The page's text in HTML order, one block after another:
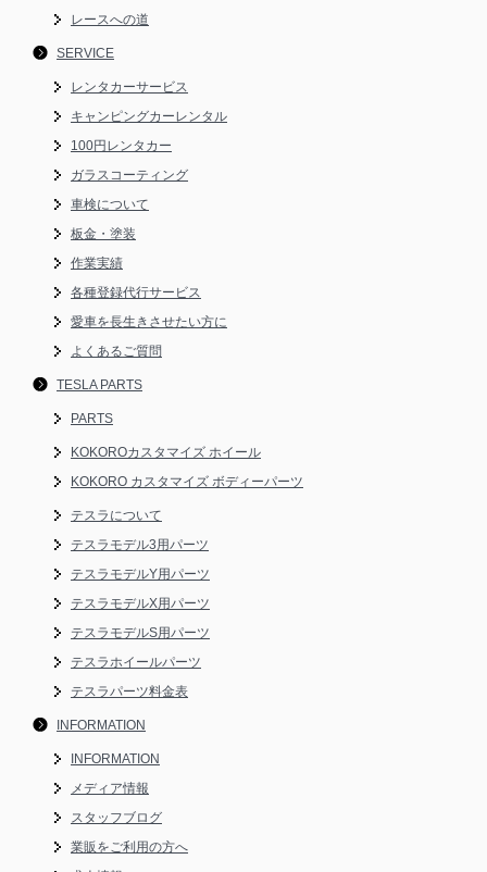
レースへの道
SERVICE
レンタカーサービス
キャンピングカーレンタル
100円レンタカー
ガラスコーティング
車検について
板金・塗装
作業実績
各種登録代行サービス
愛車を長生きさせたい方に
よくあるご質問
TESLA PARTS
PARTS
KOKOROカスタマイズ ホイール
KOKORO カスタマイズ ボディーパーツ
テスラについて
テスラモデル3用パーツ
テスラモデルY用パーツ
テスラモデルX用パーツ
テスラモデルS用パーツ
テスラホイールパーツ
テスラパーツ料金表
INFORMATION
INFORMATION
メディア情報
スタッフブログ
業販をご利用の方へ